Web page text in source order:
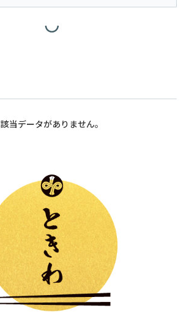
該当データがありません。